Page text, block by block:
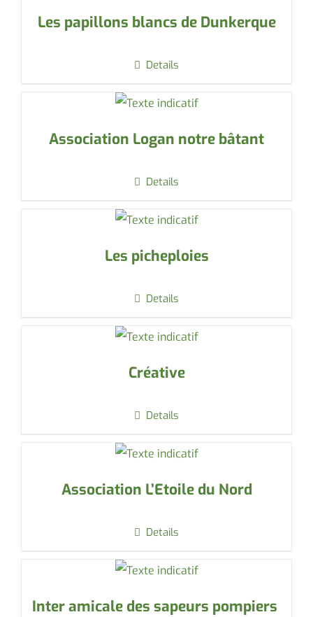
Les papillons blancs de Dunkerque
Details
Association Logan notre bâtant
Details
Les picheploies
Details
Créative
Details
Association L’Etoile du Nord
Details
Inter amicale des sapeurs pompiers